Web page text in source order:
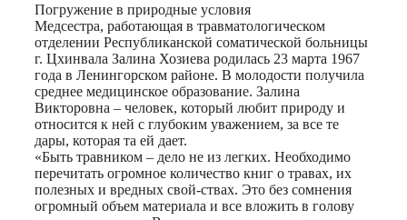
Погружение в природные условия
Медсестра, работающая в травматологическом
отделении Республиканской соматической больницы
г. Цхинвала Залина Хозиева родилась 23 марта 1967
года в Ленингорском районе. В молодости получила
среднее медицинское образование. Залина
Викторовна – человек, который любит природу и
относится к ней с глубоким уважением, за все те
дары, которая та ей дает.
«Быть травником – дело не из легких. Необходимо
перечитать огромное количество книг о травах, их
полезных и вредных свой-ствах. Это без сомнения
огромный объем материала и все вложить в голову